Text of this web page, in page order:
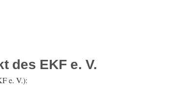
des EKF e. V.
e. V.):